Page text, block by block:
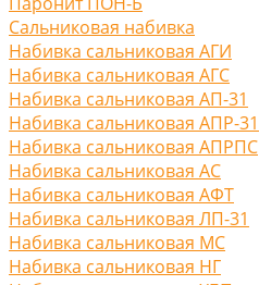
Сальниковая набивка
Набивка сальниковая АГИ
Набивка сальниковая АГС
Набивка сальниковая АП-31
Набивка сальниковая АПР-31
Набивка сальниковая АПРПС
Набивка сальниковая АС
Набивка сальниковая АФТ
Набивка сальниковая ЛП-31
Набивка сальниковая МС
Набивка сальниковая НГ